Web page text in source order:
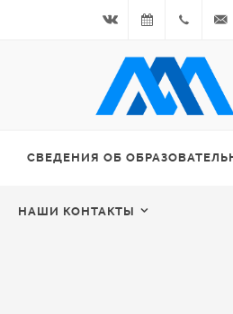
Вконтакте07.08.2026
- Чётная
+7
964
СВЕДЕНИЯ ОБ
НАШИ КОНТАКТЫ